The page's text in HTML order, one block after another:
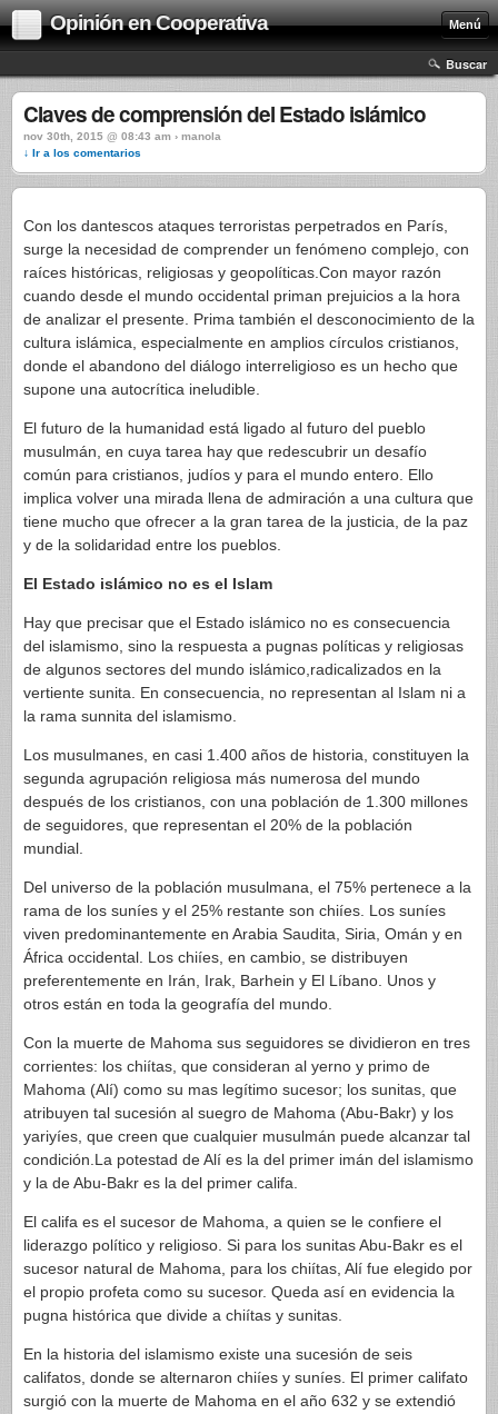
Opinión en Cooperativa Menú
Buscar
Claves de comprensión del Estado islámico
nov 30th, 2015 @ 08:43 am › manola
↓ Ir a los comentarios
Con los dantescos ataques terroristas perpetrados en París,
surge la necesidad de comprender un fenómeno complejo, con
raíces históricas, religiosas y geopolíticas.Con mayor razón
cuando desde el mundo occidental priman prejuicios a la hora
de analizar el presente. Prima también el desconocimiento de la
cultura islámica, especialmente en amplios círculos cristianos,
donde el abandono del diálogo interreligioso es un hecho que
supone una autocrítica ineludible.
El futuro de la humanidad está ligado al futuro del pueblo
musulmán, en cuya tarea hay que redescubrir un desafío
común para cristianos, judíos y para el mundo entero. Ello
implica volver una mirada llena de admiración a una cultura que
tiene mucho que ofrecer a la gran tarea de la justicia, de la paz
y de la solidaridad entre los pueblos.
El Estado islámico no es el Islam
Hay que precisar que el Estado islámico no es consecuencia
del islamismo, sino la respuesta a pugnas políticas y religiosas
de algunos sectores del mundo islámico,radicalizados en la
vertiente sunita. En consecuencia, no representan al Islam ni a
la rama sunnita del islamismo.
Los musulmanes, en casi 1.400 años de historia, constituyen la
segunda agrupación religiosa más numerosa del mundo
después de los cristianos, con una población de 1.300 millones
de seguidores, que representan el 20% de la población
mundial.
Del universo de la población musulmana, el 75% pertenece a la
rama de los suníes y el 25% restante son chiíes. Los suníes
viven predominantemente en Arabia Saudita, Siria, Omán y en
África occidental. Los chiíes, en cambio, se distribuyen
preferentemente en Irán, Irak, Barhein y El Líbano. Unos y
otros están en toda la geografía del mundo.
Con la muerte de Mahoma sus seguidores se dividieron en tres
corrientes: los chiítas, que consideran al yerno y primo de
Mahoma (Alí) como su mas legítimo sucesor; los sunitas, que
atribuyen tal sucesión al suegro de Mahoma (Abu-Bakr) y los
yariyíes, que creen que cualquier musulmán puede alcanzar tal
condición.La potestad de Alí es la del primer imán del islamismo
y la de Abu-Bakr es la del primer califa.
El califa es el sucesor de Mahoma, a quien se le confiere el
liderazgo político y religioso. Si para los sunitas Abu-Bakr es el
sucesor natural de Mahoma, para los chiítas, Alí fue elegido por
el propio profeta como su sucesor. Queda así en evidencia la
pugna histórica que divide a chiítas y sunitas.
En la historia del islamismo existe una sucesión de seis
califatos, donde se alternaron chiíes y suníes. El primer califato
surgió con la muerte de Mahoma en el año 632 y se extendió